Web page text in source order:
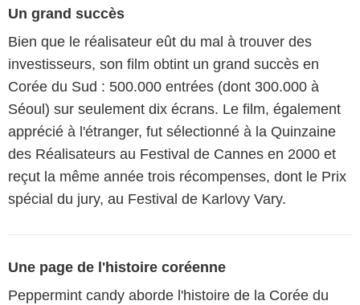
Un grand succès
Bien que le réalisateur eût du mal à trouver des
investisseurs, son film obtint un grand succès en
Corée du Sud : 500.000 entrées (dont 300.000 à
Séoul) sur seulement dix écrans. Le film, également
apprécié à l'étranger, fut sélectionné à la Quinzaine
des Réalisateurs au Festival de Cannes en 2000 et
reçut la même année trois récompenses, dont le Prix
spécial du jury, au Festival de Karlovy Vary.
Une page de l'histoire coréenne
Peppermint candy aborde l'histoire de la Corée du